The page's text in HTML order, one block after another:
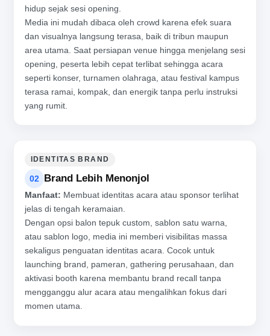
hidup sejak sesi opening.
Media ini mudah dibaca oleh crowd karena efek suara
dan visualnya langsung terasa, baik di tribun maupun
area utama. Saat persiapan venue hingga menjelang sesi
opening, peserta lebih cepat terlibat sehingga acara
seperti konser, turnamen olahraga, atau festival kampus
terasa ramai, kompak, dan energik tanpa perlu instruksi
yang rumit.
IDENTITAS BRAND
02 Brand Lebih Menonjol
Manfaat: Membuat identitas acara atau sponsor terlihat
jelas di tengah keramaian.
Dengan opsi balon tepuk custom, sablon satu warna,
atau sablon logo, media ini memberi visibilitas massa
sekaligus penguatan identitas acara. Cocok untuk
launching brand, pameran, gathering perusahaan, dan
aktivasi booth karena membantu brand recall tanpa
mengganggu alur acara atau mengalihkan fokus dari
momen utama.